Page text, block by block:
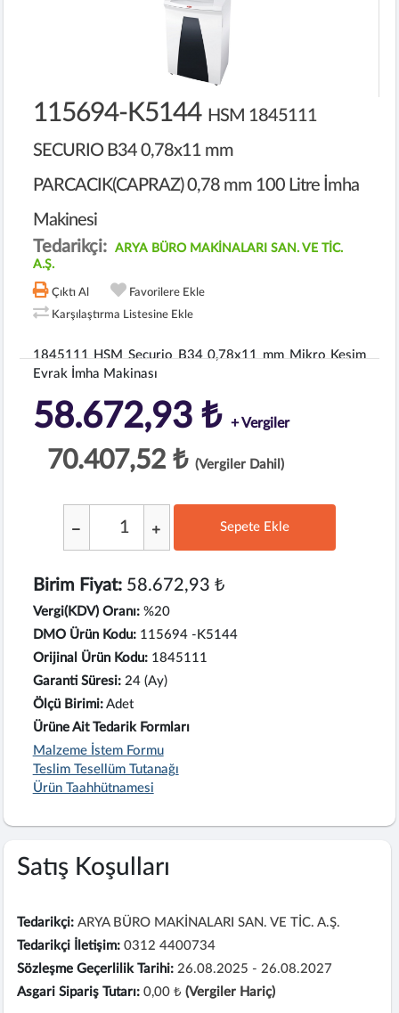
115694-K5144 HSM 1845111
SECURIO B34 0,78x11 mm
PARCACIK(CAPRAZ) 0,78 mm 100 Litre İmha
Makinesi
Tedarikçi:
ARYA BÜRO MAKİNALARI SAN. VE TİC.
A.Ş.
Çıktı Al
Favorilere Ekle
Karşılaştırma Listesine Ekle
1845111 HSM Securio B34 0,78x11 mm Mikro Kesim
Evrak İmha Makinası
58.672,93 ₺ + Vergiler
70.407,52 ₺ (Vergiler Dahil)
Sepete Ekle
Birim Fiyat:58.672,93 ₺
Vergi(KDV) Oranı: %20
DMO Ürün Kodu: 115694 -K5144
Orijinal Ürün Kodu: 1845111
Garanti Süresi: 24 (Ay)
Ölçü Birimi: Adet
Ürüne Ait Tedarik Formları
Malzeme İstem Formu
Teslim Tesellüm Tutanağı
Ürün Taahhütnamesi
Satış Koşulları
Tedarikçi: ARYA BÜRO MAKİNALARI SAN. VE TİC. A.Ş.
Tedarikçi İletişim: 0312 4400734
Sözleşme Geçerlilik Tarihi: 26.08.2025 - 26.08.2027
Asgari Sipariş Tutarı: 0,00 ₺(Vergiler Hariç)